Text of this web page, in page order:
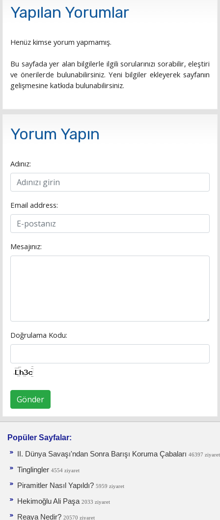
Yapılan Yorumlar
Henüz kimse yorum yapmamış.
Bu sayfada yer alan bilgilerle ilgili sorularınızı sorabilir, eleştiri
ve önerilerde bulunabilirsiniz. Yeni bilgiler ekleyerek sayfanın
gelişmesine katkıda bulunabilirsiniz.
Yorum Yapın
Adınız:
Email address:
Mesajınız:
Doğrulama Kodu:
Gönder
Popüler Sayfalar:
II. Dünya Savaşı'ndan Sonra Barışı Koruma Ça­baları 46397 ziyaret
Tinglingler 4554 ziyaret
Piramitler Nasıl Yapıldı? 5959 ziyaret
Hekimoğlu Ali Paşa 2033 ziyaret
Reaya Nedir? 20570 ziyaret